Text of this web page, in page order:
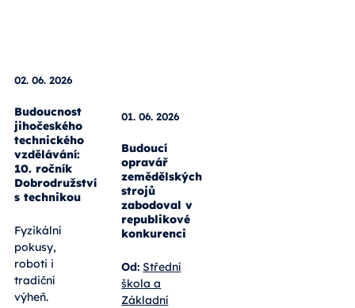
02. 06. 2026
Budoucnost
technického
vzdělávání:
10. ročník
Dobrodružství
s technikou
01. 06. 2026
Budoucí
opravář
zemědělských
strojů
zabodoval v
republikové
konkurenci
Od: Střední
škola a
Základní